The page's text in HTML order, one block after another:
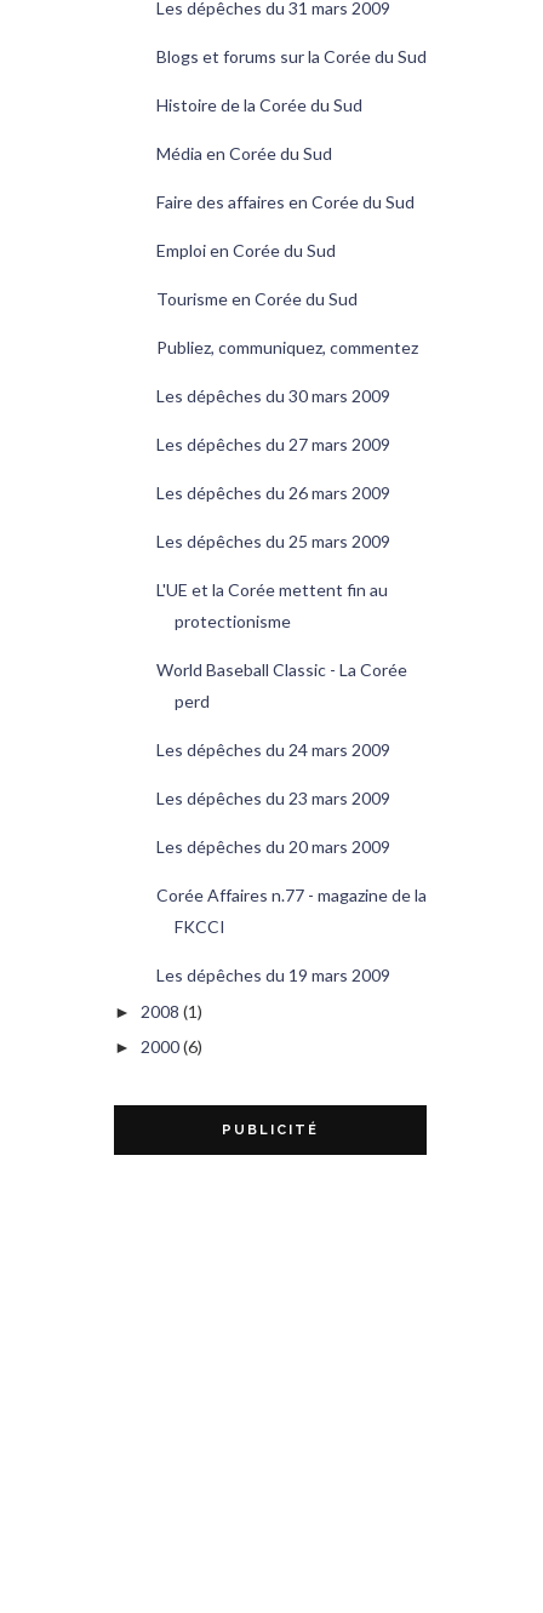
Les dépêches du 31 mars 2009
Blogs et forums sur la Corée du Sud
Histoire de la Corée du Sud
Média en Corée du Sud
Faire des affaires en Corée du Sud
Emploi en Corée du Sud
Tourisme en Corée du Sud
Publiez, communiquez, commentez
Les dépêches du 30 mars 2009
Les dépêches du 27 mars 2009
Les dépêches du 26 mars 2009
Les dépêches du 25 mars 2009
L'UE et la Corée mettent fin au
protectionisme
World Baseball Classic - La Corée
perd
Les dépêches du 24 mars 2009
Les dépêches du 23 mars 2009
Les dépêches du 20 mars 2009
Corée Affaires n.77 - magazine de la
FKCCI
Les dépêches du 19 mars 2009
► 2008 (1)
► 2000(6)
PUBLICITÉ